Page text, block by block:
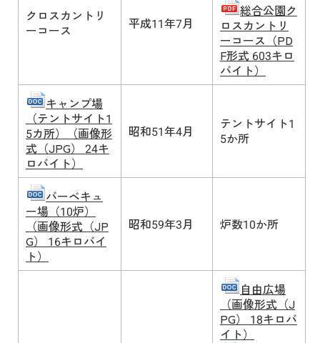
クロスカントリ
ーコース
平成11年7月
総合公園ク
ロスカントリ
ーコース（PD
F形式 603キロ
バイト）
キャンプ場
（テントサイト1
5カ所）（画像形
式（JPG） 24キ
ロバイト）
昭和51年4月
テントサイト1
5か所
バーベキュ
ー場（10炉）
（画像形式（JP
G） 16キロバイ
ト）
昭和59年3月 炉数10か所
自由広場
（画像形式（J
PG） 18キロバ
イト）